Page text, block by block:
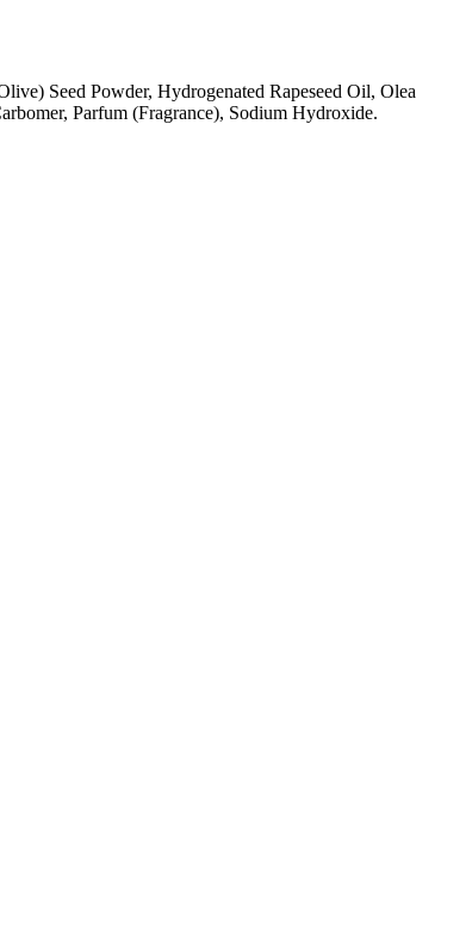
Seed Powder, Hydrogenated Rapeseed Oil, Olea
Parfum (Fragrance), Sodium Hydroxide.